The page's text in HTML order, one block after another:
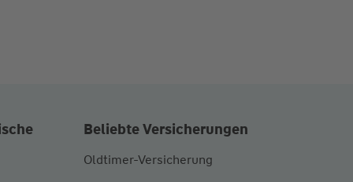
Beliebte Versicherungen
Oldtimer-Versicherung